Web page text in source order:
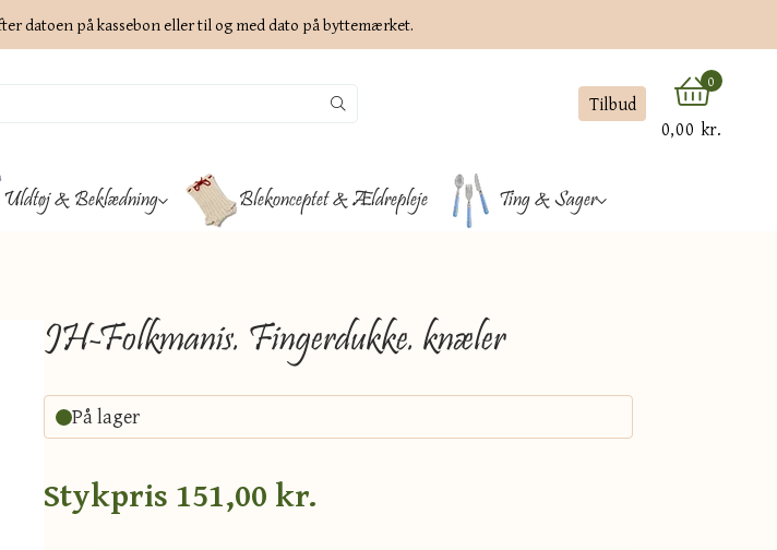
datoen på kassebon eller til og med dato på byttemærket.
Tilbud
0
0,00 kr.
Uldtøj & Beklædning Blekonceptet & Ældrepleje Ting & Sager
JH-Folkmanis. Fingerdukke. knæler
På lager
Stykpris 151,00 kr.